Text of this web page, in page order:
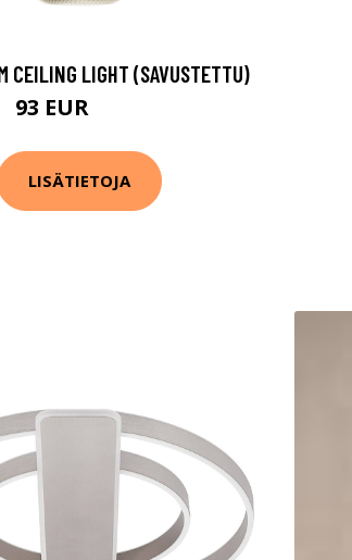
CEILING LIGHT (SAVUSTETTU)
93 EUR
LISÄTIETOJA